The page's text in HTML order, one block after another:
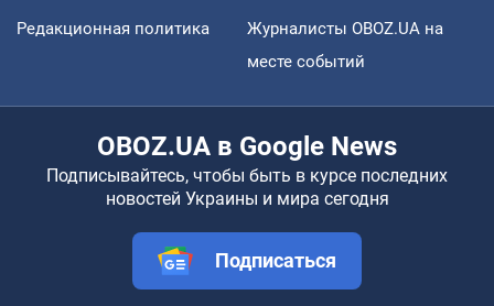
Редакционная политика
Журналисты OBOZ.UA на
месте событий
OBOZ.UA в Google News
Подписывайтесь, чтобы быть в курсе последних
новостей Украины и мира сегодня
Подписаться